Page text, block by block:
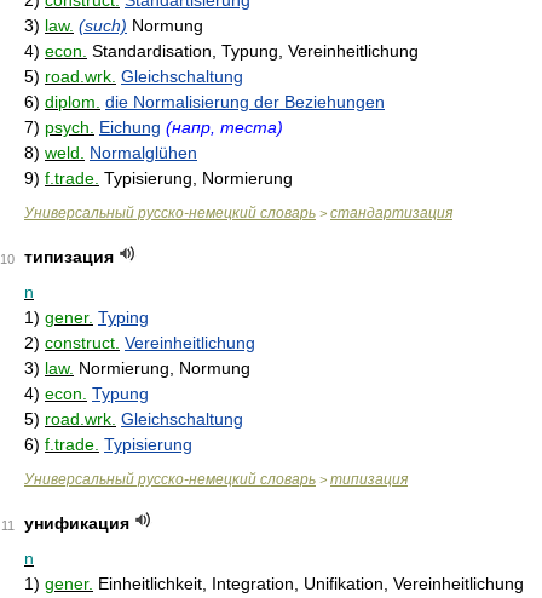
3) law. (such) Normung
4) econ. Standardisation, Typung, Vereinheitlichung
5) road.wrk. Gleichschaltung
6) diplom. die Normalisierung der Beziehungen
7) psych. Eichung (напр, теста)
8) weld.
Normalglühen
9) f.trade. Typisierung, Normierung
Универсальный русско-немецкий словарь > стандартизация
10
типизация
n
1) gener. Typing
2) construct. Vereinheitlichung
3) law. Normierung, Normung
4) econ. Typung
5) road.wrk. Gleichschaltung
6) f.trade. Typisierung
Универсальный русско-немецкий словарь > типизация
11
унификация
n
1) gener. Einheitlichkeit, Integration, Unifikation, Vereinheitlichung